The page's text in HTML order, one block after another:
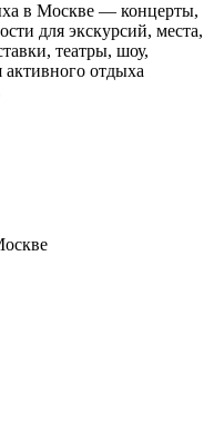
в Москве — концерты,
для экскурсий, места,
театры, шоу,
активного отдыха